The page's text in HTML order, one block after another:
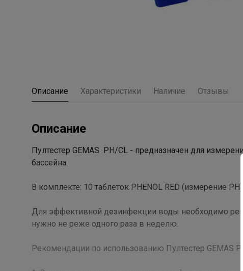
Описание Характеристики Наличие Отзывы
Описание
Пултестер GEMAS PH/CL - предназначен для
бассейна.
В комплекте: 10 таблеток PHENOL RED (измерение
Для эффективной дезинфекции воды необходимо
нужно не реже одного раза в неделю.
Рекомендации по использованию Пултестер GEMAS